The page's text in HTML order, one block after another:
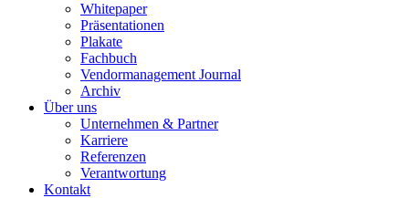
Whitepaper
Präsentationen
Plakate
Fachbuch
Vendormanagement Journal
Archiv
Über uns
Unternehmen & Partner
Karriere
Referenzen
Verantwortung
Kontakt